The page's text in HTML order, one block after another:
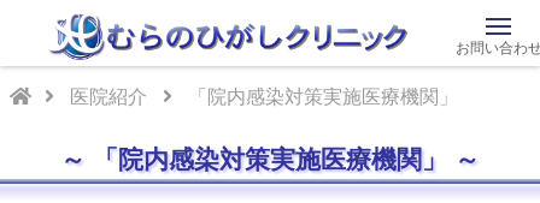
医院紹介 「院内感染対策実施医療機関」
「院内感染対策実施医療機関」
お問い合わ